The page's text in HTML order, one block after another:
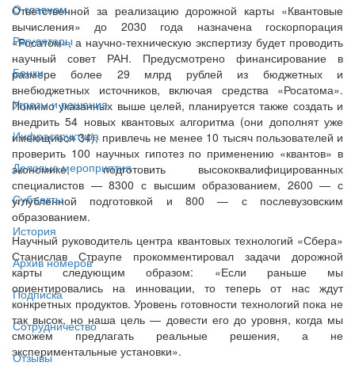
О главном
Регуляторы
Банки
Угрозы и решения
Инфраструктура
Деловые мероприятия
Субъекты
История
Архив номеров
Подписка
Сотрудничество
Отзывы
Ответственной за реализацию дорожной карты «Квантовые
вычисления» до 2030 года назначена госкорпорация
«Росатом», а научно-техническую экспертизу будет проводить
научный совет РАН. Предусмотрено финансирование в
размере более 29 млрд рублей из бюджетных и
внебюджетных источников, включая средства «Росатома».
Помимо указанных выше целей, планируется также создать и
внедрить 54 новых квантовых алгоритма (они дополнят уже
имеющиеся 34), привлечь не менее 10 тысяч пользователей и
проверить 100 научных гипотез по применению «квантов» в
экономике, подготовить высококвалифицированных
специалистов — 8300 с высшим образованием, 2600 — с
углублённой подготовкой и 800 — с послевузовским
образованием.
Научный руководитель центра квантовых технологий «Сбера»
Станислав Страупе прокомментировал задачи дорожной
карты следующим образом: «Если раньше мы
ориентировались на инновации, то теперь от нас ждут
конкретных продуктов. Уровень готовности технологий пока не
так высок, но наша цель — довести его до уровня, когда мы
сможем предлагать реальные решения, а не
экспериментальные установки».